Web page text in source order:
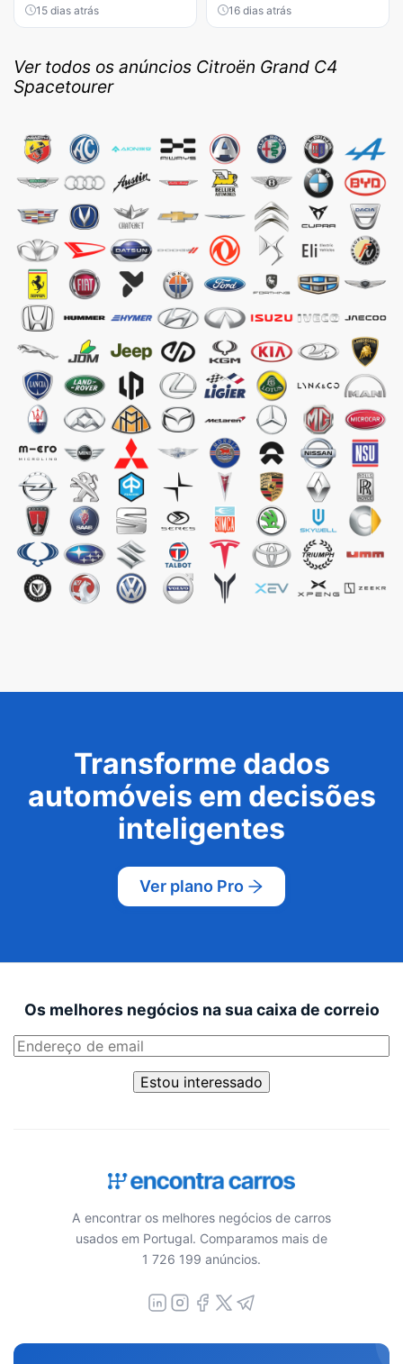
15 dias atrás 16 dias atrás
Ver todos os anúncios Citroën Grand C4
Spacetourer
Transforme dados
automóveis em decisões
inteligentes
Ver plano Pro
Os melhores negócios na sua caixa de correio
Estou interessado
A encontrar os melhores negócios de carros
usados em Portugal. Comparamos mais de
1 726 199 anúncios.